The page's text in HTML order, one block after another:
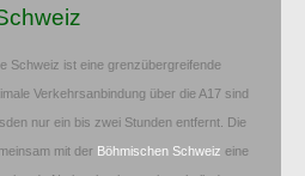
Schweiz ist eine grenzübergreifende
Verkehrsanbindung über die A17 sind
nur ein bis zwei Stunden entfernt. Die
mit der Böhmischen Schweiz eine